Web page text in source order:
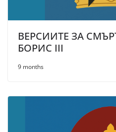
ВЕРСИИТЕ ЗА
БОРИС III
9 months